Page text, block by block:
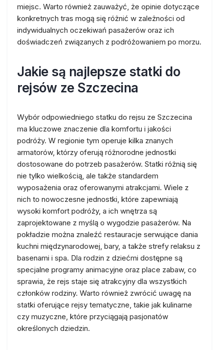
miejsc. Warto również zauważyć, że opinie dotyczące
konkretnych tras mogą się różnić w zależności od
indywidualnych oczekiwań pasażerów oraz ich
doświadczeń związanych z podróżowaniem po morzu.
Jakie są najlepsze statki do
rejsów ze Szczecina
Wybór odpowiedniego statku do rejsu ze Szczecina
ma kluczowe znaczenie dla komfortu i jakości
podróży. W regionie tym operuje kilka znanych
armatorów, którzy oferują różnorodne jednostki
dostosowane do potrzeb pasażerów. Statki różnią się
nie tylko wielkością, ale także standardem
wyposażenia oraz oferowanymi atrakcjami. Wiele z
nich to nowoczesne jednostki, które zapewniają
wysoki komfort podróży, a ich wnętrza są
zaprojektowane z myślą o wygodzie pasażerów. Na
pokładzie można znaleźć restauracje serwujące dania
kuchni międzynarodowej, bary, a także strefy relaksu z
basenami i spa. Dla rodzin z dziećmi dostępne są
specjalne programy animacyjne oraz place zabaw, co
sprawia, że rejs staje się atrakcyjny dla wszystkich
członków rodziny. Warto również zwrócić uwagę na
statki oferujące rejsy tematyczne, takie jak kulinarne
czy muzyczne, które przyciągają pasjonatów
określonych dziedzin.